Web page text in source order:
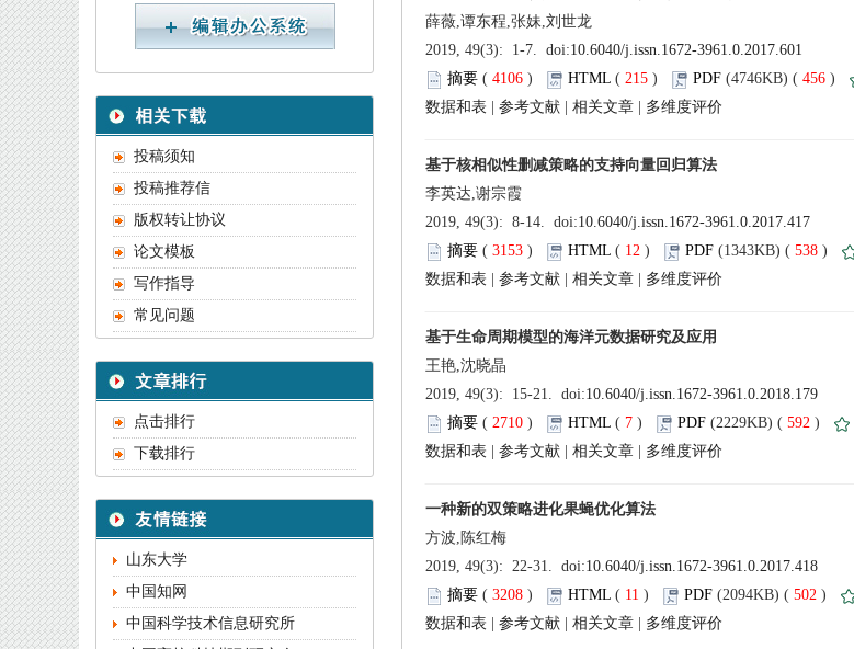
( ) 215) 456)
|
|
( ) 12) 538)
|
|
( ) 7) 592)
|
|
( ) 11) 502)
|
|